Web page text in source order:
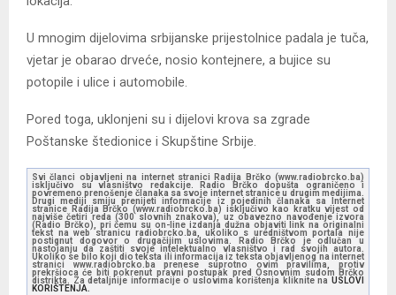
U mnogim dijelovima srbijanske prijestolnice padala je tuča,
vjetar je obarao drveće, nosio kontejnere, a bujice su
potopile i ulice i automobile.
Pored toga, uklonjeni su i dijelovi krova sa zgrade
Poštanske štedionice i Skupštine Srbije.
Svi članci objavljeni na internet stranici Radija Brčko (www.radiobrcko.ba)
isključivo su vlasništvo redakcije. Radio Brčko dopušta ograničeno i
povremeno prenošenje članaka sa svoje internet stranice u drugim medijima.
Drugi mediji smiju prenijeti informacije iz pojedinih članaka sa Internet
stranice Radija Brčko (www.radiobrcko.ba) isključivo kao kratku vijest od
najviše četiri reda (300 slovnih znakova), uz obavezno navođenje izvora
(Radio Brčko), pri čemu su on-line izdanja dužna objaviti link na originalni
tekst na web stranicu radiobrcko.ba, ukoliko s uredništvom portala nije
postignut dogovor o drugačijim uslovima. Radio Brčko je odlučan u
nastojanju da zaštiti svoje intelektualno vlasništvo i rad svojih autora.
Ukoliko se bilo koji dio teksta ili informacija iz teksta objavljenog na internet
stranici www.radiobrcko.ba prenese suprotno ovim pravilima, protiv
prekršioca će biti pokrenut pravni postupak pred Osnovnim sudom Brčko
distrikta. Za detaljnije informacije o uslovima korištenja kliknite na USLOVI
KORIŠTENJA.